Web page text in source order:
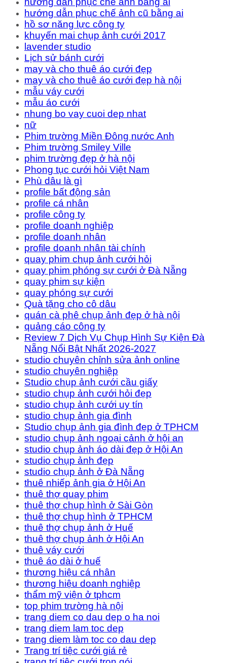
hướng dẫn phục chế ảnh cũ bằng ai
hồ sơ năng lực công ty
khuyến mai chụp ảnh cưới 2017
lavender studio
Lịch sử bánh cưới
may và cho thuê áo cưới đẹp
may và cho thuê áo cưới đẹp hà nội
mẫu váy cưới
mẫu áo cưới
nhung bo vay cuoi dep nhat
nữ
Phim trường Miền Đông nước Anh
Phim trường Smiley Ville
phim trường đẹp ở hà nội
Phong tục cưới hỏi Việt Nam
Phù dâu là gì
profile bất động sản
profile cá nhân
profile công ty
profile doanh nghiệp
profile doanh nhân
profile doanh nhân tài chính
quay phim chụp ảnh cưới hỏi
quay phim phóng sự cưới ở Đà Nẵng
quay phim sự kiện
quay phóng sự cưới
Quà tặng cho cô dâu
quán cà phê chụp ảnh đẹp ở hà nội
quảng cáo công ty
Review 7 Dịch Vụ Chụp Hình Sự Kiện Đà
Nẵng Nổi Bật Nhất 2026-2027
studio chuyên chỉnh sửa ảnh online
studio chuyên nghiệp
Studio chụp ảnh cưới cầu giấy
studio chụp ảnh cưới hỏi đẹp
studio chụp ảnh cưới uy tín
studio chụp ảnh gia đình
Studio chụp ảnh gia đình đẹp ở TPHCM
studio chụp ảnh ngoại cảnh ở hội an
studio chụp ảnh áo dài đẹp ở Hội An
studio chụp ảnh đẹp
studio chụp ảnh ở Đà Nẵng
thuê nhiếp ảnh gia ở Hội An
thuê thợ quay phim
thuê thợ chụp hình ở Sài Gòn
thuê thợ chụp hình ở TPHCM
thuê thợ chụp ảnh ở Huế
thuê thợ chụp ảnh ở Hội An
thuê váy cưới
thuê áo dài ở huế
thương hiệu cá nhân
thương hiệu doanh nghiệp
thẩm mỹ viện ở tphcm
top phim trường hà nội
trang diem co dau dep o ha noi
trang diem lam toc dep
trang diem làm toc co dau dep
Trang trí tiệc cưới giá rẻ